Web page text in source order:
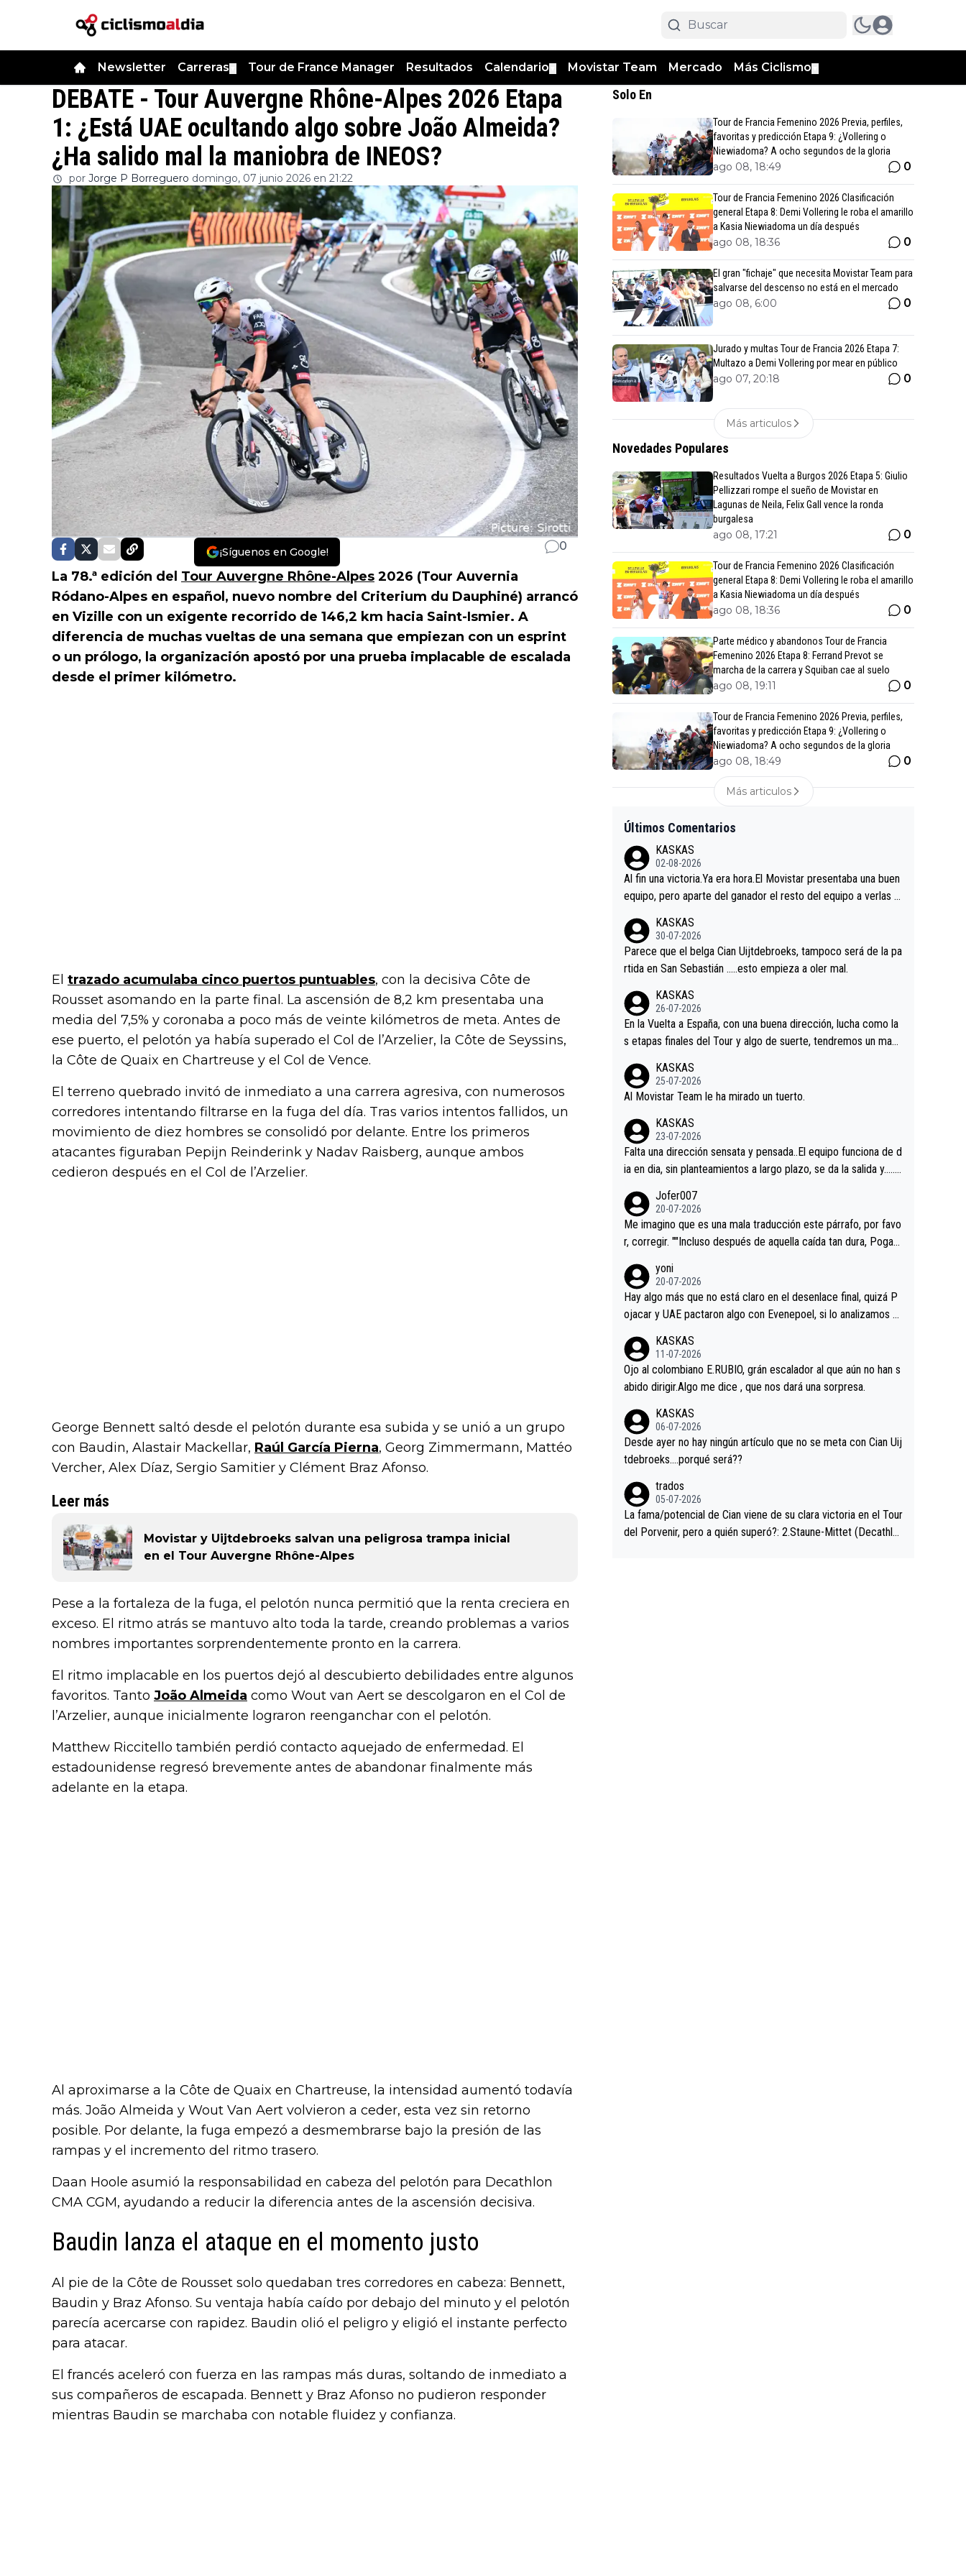
Newsletter Carreras Tour de France Manager Resultados Calendario Movistar Team Mercado Más Ciclismo
DEBATE - Tour Auvergne Rhône-Alpes 2026 Etapa
1: ¿Está UAE ocultando algo sobre João Almeida?
¿Ha salido mal la maniobra de INEOS?
por Jorge P Borreguero domingo, 07 junio 2026 en 21:22
¡Síguenos en Google! 0
La 78.ª edición del Tour Auvergne Rhône-Alpes 2026 (Tour Auvernia
Ródano-Alpes en español, nuevo nombre del Criterium du Dauphiné) arrancó
en Vizille con un exigente recorrido de 146,2 km hacia Saint-Ismier. A
diferencia de muchas vueltas de una semana que empiezan con un esprint
o un prólogo, la organización apostó por una prueba implacable de escalada
desde el primer kilómetro.
El trazado acumulaba cinco puertos puntuables, con la decisiva Côte de
Rousset asomando en la parte final. La ascensión de 8,2 km presentaba una
media del 7,5% y coronaba a poco más de veinte kilómetros de meta. Antes de
ese puerto, el pelotón ya había superado el Col de l’Arzelier, la Côte de Seyssins,
la Côte de Quaix en Chartreuse y el Col de Vence.
El terreno quebrado invitó de inmediato a una carrera agresiva, con numerosos
corredores intentando filtrarse en la fuga del día. Tras varios intentos fallidos, un
movimiento de diez hombres se consolidó por delante. Entre los primeros
atacantes figuraban Pepijn Reinderink y Nadav Raisberg, aunque ambos
cedieron después en el Col de l’Arzelier.
George Bennett saltó desde el pelotón durante esa subida y se unió a un grupo
con Baudin, Alastair Mackellar, Raúl García Pierna, Georg Zimmermann, Mattéo
Vercher, Alex Díaz, Sergio Samitier y Clément Braz Afonso.
Leer más
Movistar y Uijtdebroeks salvan una peligrosa trampa inicial
en el Tour Auvergne Rhône-Alpes
Pese a la fortaleza de la fuga, el pelotón nunca permitió que la renta creciera en
exceso. El ritmo atrás se mantuvo alto toda la tarde, creando problemas a varios
nombres importantes sorprendentemente pronto en la carrera.
El ritmo implacable en los puertos dejó al descubierto debilidades entre algunos
favoritos. Tanto João Almeida como Wout van Aert se descolgaron en el Col de
l’Arzelier, aunque inicialmente lograron reenganchar con el pelotón.
Matthew Riccitello también perdió contacto aquejado de enfermedad. El
estadounidense regresó brevemente antes de abandonar finalmente más
adelante en la etapa.
Al aproximarse a la Côte de Quaix en Chartreuse, la intensidad aumentó todavía
más. João Almeida y Wout Van Aert volvieron a ceder, esta vez sin retorno
posible. Por delante, la fuga empezó a desmembrarse bajo la presión de las
rampas y el incremento del ritmo trasero.
Daan Hoole asumió la responsabilidad en cabeza del pelotón para Decathlon
CMA CGM, ayudando a reducir la diferencia antes de la ascensión decisiva.
Baudin lanza el ataque en el momento justo
Al pie de la Côte de Rousset solo quedaban tres corredores en cabeza: Bennett,
Baudin y Braz Afonso. Su ventaja había caído por debajo del minuto y el pelotón
parecía acercarse con rapidez. Baudin olió el peligro y eligió el instante perfecto
para atacar.
El francés aceleró con fuerza en las rampas más duras, soltando de inmediato a
sus compañeros de escapada. Bennett y Braz Afonso no pudieron responder
mientras Baudin se marchaba con notable fluidez y confianza.
Solo En
Tour de Francia Femenino 2026 Previa, perfiles,
favoritas y predicción Etapa 9: ¿Vollering o
Niewiadoma? A ocho segundos de la gloria
ago 08, 18:49 0
Tour de Francia Femenino 2026 Clasificación
general Etapa 8: Demi Vollering le roba el amarillo
a Kasia Niewiadoma un día después
ago 08, 18:36 0
El gran "fichaje" que necesita Movistar Team para
salvarse del descenso no está en el mercado
ago 08, 6:00 0
Jurado y multas Tour de Francia 2026 Etapa 7:
Multazo a Demi Vollering por mear en público
ago 07, 20:18 0
Más articulos
Novedades Populares
Resultados Vuelta a Burgos 2026 Etapa 5: Giulio
Pellizzari rompe el sueño de Movistar en
Lagunas de Neila, Felix Gall vence la ronda
burgalesa
ago 08, 17:21 0
Tour de Francia Femenino 2026 Clasificación
general Etapa 8: Demi Vollering le roba el amarillo
a Kasia Niewiadoma un día después
ago 08, 18:36 0
Parte médico y abandonos Tour de Francia
Femenino 2026 Etapa 8: Ferrand Prevot se
marcha de la carrera y Squiban cae al suelo
ago 08, 19:11 0
Tour de Francia Femenino 2026 Previa, perfiles,
favoritas y predicción Etapa 9: ¿Vollering o
Niewiadoma? A ocho segundos de la gloria
ago 08, 18:49 0
Más articulos
Últimos Comentarios
KASKAS
02-08-2026
Al fin una victoria.Ya era hora.El Movistar presentaba una buen
equipo, pero aparte del ganador el resto del equipo a verlas v
es.La única buena noticia es la mejoría de Enric Más en San S
ebastian.Si en la Vuelta a Burgos sigue la mejoría, podríamos t
ener alguna sorpresa en la Vuelta.Ojalá.
KASKAS
30-07-2026
Parece que el belga Cian Uijtdebroeks, tampoco será de la pa
rtida en San Sebastián …..esto empieza a oler mal.
KASKAS
26-07-2026
En la Vuelta a España, con una buena dirección, lucha como la
s etapas finales del Tour y algo de suerte, tendremos un magn
KASKAS
25-07-2026
Al Movistar Team le ha mirado un tuerto.
KASKAS
23-07-2026
Falta una dirección sensata y pensada..El equipo funciona de d
ia en dia, sin planteamientos a largo plazo, se da la salida y…..v
a, Minguez, Velez etc etc.Me da pena vivir estos momentos t
an tristes sin victorias.
Jofer007
20-07-2026
Me imagino que es una mala traducción este párrafo, por favo
r, corregir. ""Incluso después de aquella caída tan dura, Pogac
rd permaneció pegado a su rueda. Parecía increíble la forma
en la que era capaz de controlar el miedo", recordó."
yoni
20-07-2026
Hay algo más que no está claro en el desenlace final, quizá P
ojacar y UAE pactaron algo con Evenepoel, si lo analizamos P
casi sin pedalear, luego está el saludo con Evenepoel dándose
la mano de una manera muy fraternal, más allá de los típicos t
oques en el hombro con que saludaba a Vingegard. Ahí hubo u
o aprieta, a ver si por querer poner a Del Toro con calzador e
n posición de podio UAE y Pojacar se van complicar el tour.
KASKAS
11-07-2026
Ojo al colombiano E.RUBIO, grán escalador al que aún no han s
abido dirigir.Algo me dice , que nos dará una sorpresa.
KASKAS
06-07-2026
Desde ayer no hay ningún artículo que no se meta con Cian Uij
tdebroeks….porqué será??
trados
05-07-2026
La fama/potencial de Cian viene de su clara victoria en el Tour
del Porvenir, pero a quién superó?: 2.Staune-Mittet (Decathlo